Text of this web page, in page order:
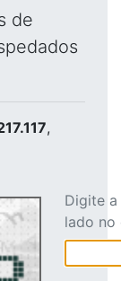
de
,
Digite
lado no